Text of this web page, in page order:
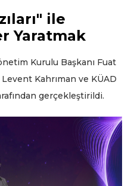
ile
Yaratmak
Kurulu Başkanı Fuat
Kahrıman ve KÜAD
gerçekleştirildi.